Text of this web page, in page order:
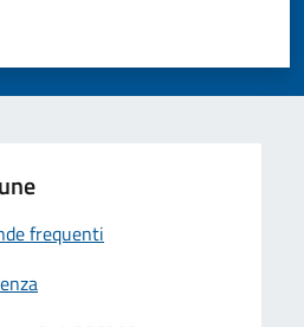
su 5
su 5
5
frequenti